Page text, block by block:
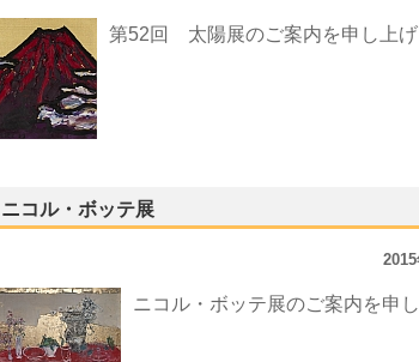
第52回 太陽展のご案内を申し上げ
ニコル・ボッテ展
ニコル・ボッテ展のご案内を申し